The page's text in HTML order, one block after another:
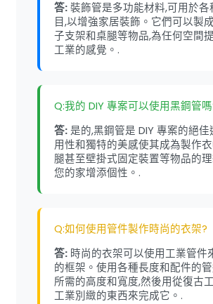
答:裝飾管是多功能材料,可用於各
目,以增強家居裝飾。它們可以製
子支架和桌腿等物品,為任何空間
工業的感覺。.
Q:我的 DIY 專案可以使用黑鋼管
答:是的,黑鋼管是 DIY 專案的絕佳
用性和獨特的美感使其成為製作
腿甚至壁掛式固定裝置等物品的
您的家增添個性。.
Q:如何使用管件製作時尚的衣架?
答:時尚的衣架可以使用工業管件
的框架。使用各種長度和配件的
所需的高度和寬度,然後用從復古
工業別緻的東西來完成它。.